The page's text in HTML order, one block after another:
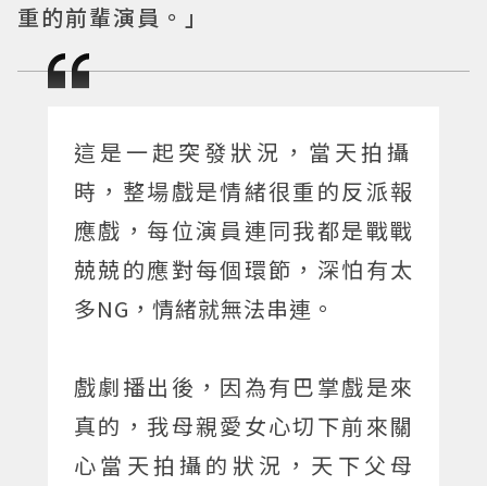
重的前輩演員。」
這是一起突發狀況，當天拍攝
時，整場戲是情緒很重的反派報
應戲，每位演員連同我都是戰戰
兢兢的應對每個環節，深怕有太
多NG，情緒就無法串連。
戲劇播出後，因為有巴掌戲是來
真的，我母親愛女心切下前來關
心當天拍攝的狀況，天下父母